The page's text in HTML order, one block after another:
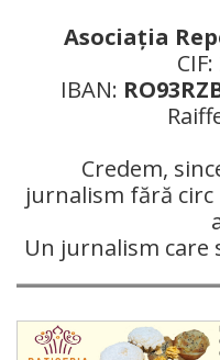
Asociaţia
IBAN:
Credem,
jurnalism fără circ
Un jurnalism care